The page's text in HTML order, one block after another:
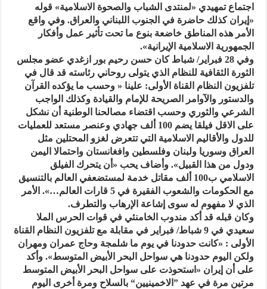
اجتماع تمهيدي «لمنتدى الشباب والصحوة الاسلامية» قوله
«إيران كذلك حاضرة في الجنوب اللبناني والعراق. وفي واقع
الأمر هذه المناطق خاضعة بنوع ما تحت تأثير عمل وأفكار
الجمهورية الاسلامية الإيرانية».
وفي 28 فبراير/ شباط كان حسن رحيم بور ازغدي عضو مجلس
الثورة الثقافية للنظام الذي يتولى روحاني رئاسته قد قال في
تلفزيون النظام القناة الأولى: علينا « وحسب ما يؤكده القرآن
والدستور والآوامر الصريحة للإمام والقيادة وكذلك الواجب
الشرعي والثوري وحسب اقتضاء مصالحنا الوطنية أن نشكل
على الاقل فيلقا يضم 100 ألف جهادي وعنصر مستعد للعمليات
للدول والأقاليم الاسلامية التي تتعرض لغزو المحتلين مثل
العراق وسوريا ولبنان وفلسطين وافغانستان واحتمالا اليمن
ودول من هذا القبيل». وأضاف يحب «أن يتحرك الفيلق
الاسلامي ب100 ألف مقاتل خدمة لمستضعفي العالم بالتنسيق
مع الحكومات والشعوب الفقيرة في 5 قارات العالم…». الأمر
الذي لا مفهوم له سوى إشاعة الإرهاب والتطرف.
وكان قبله قد أكد مندوب الخامنئي في قوات الحرس الملا
سعيدي في 9 شباط/ فبراير في مقابلة مع تلفزيون النظام القناة
الأولى : «كانت حدودنا في يوم ما شلمجة وحاج عمران ومهران
ولكن اليوم حدودنا هي سواحل البحر الأبيض المتوسط». وأكد
على أن إيران «استحوذت على سواحل البحر الأبيض المتوسط
مرتين مرة في عهد ”الاخمينيين“ بالسلاح ومرة أخرى اليوم